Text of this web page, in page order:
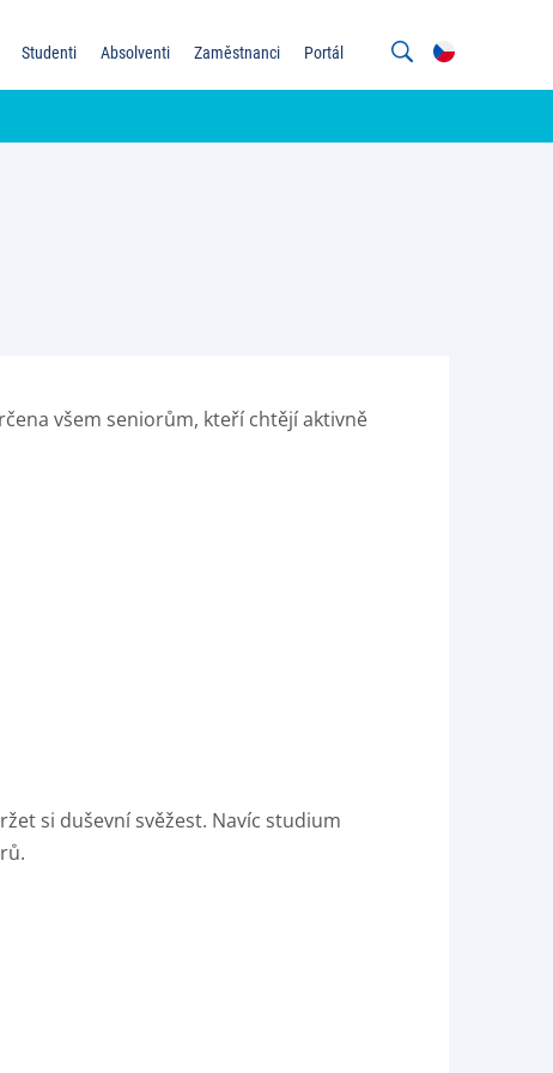
Studenti Absolventi Zaměstnanci Portál
všem seniorům, kteří chtějí aktivně
si duševní svěžest. Navíc studium